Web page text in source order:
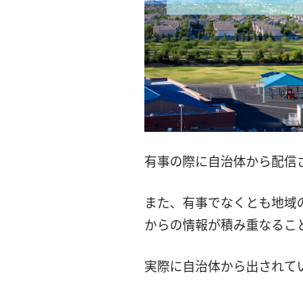
有事の際に自治体から配信
また、有事でなくとも地
からの情報が積み重なるこ
実際に自治体から出されて